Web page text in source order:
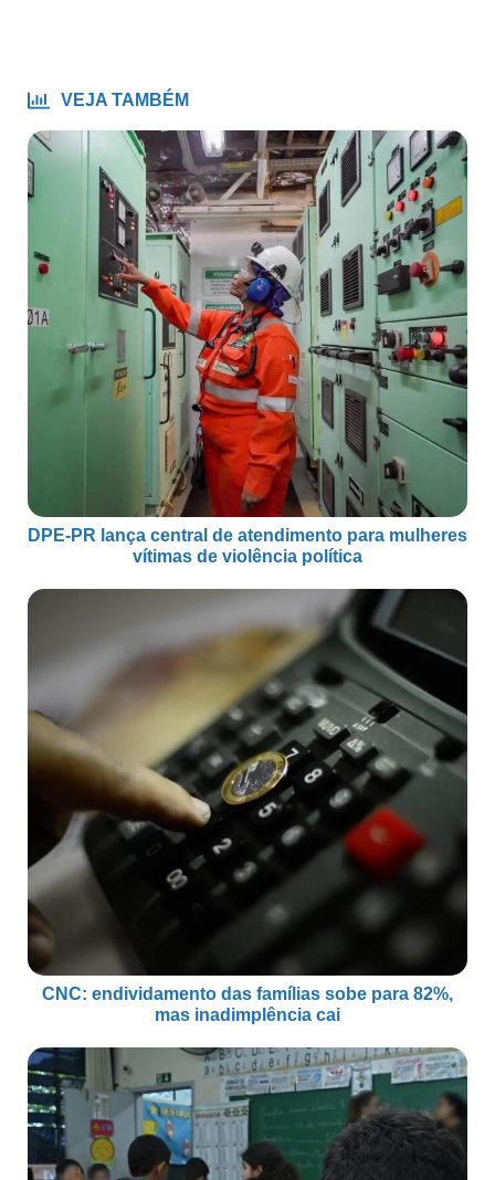
VEJA TAMBÉM
DPE-PR lança central de atendimento para mulheres
vítimas de violência política
CNC: endividamento das famílias sobe para 82%,
mas inadimplência cai